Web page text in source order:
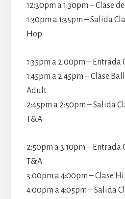
12:30pm a 1:30pm – Clase
1:30pm a 1:35pm – Salida
Hop
1:35pm a 2:00pm – Entrada
1:45pm a 2:45pm – Clase
Adult
2:45pm a 2:50pm – Salida
T&A
2:50pm a 3:10pm – Entrada
T&A
3:00pm a 4:00pm – Clase
4:00pm a 4:05pm – Salida